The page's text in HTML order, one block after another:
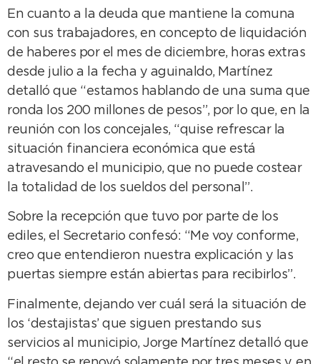
En cuanto a la deuda que mantiene la comuna
con sus trabajadores, en concepto de liquidación
de haberes por el mes de diciembre, horas extras
desde julio a la fecha y aguinaldo, Martínez
detalló que “estamos hablando de una suma que
ronda los 200 millones de pesos”, por lo que, en la
reunión con los concejales, “quise refrescar la
situación financiera económica que está
atravesando el municipio, que no puede costear
la totalidad de los sueldos del personal”.
Sobre la recepción que tuvo por parte de los
ediles, el Secretario confesó: “Me voy conforme,
creo que entendieron nuestra explicación y las
puertas siempre están abiertas para recibirlos”.
Finalmente, dejando ver cuál será la situación de
los ‘destajistas’ que siguen prestando sus
servicios al municipio, Jorge Martínez detalló que